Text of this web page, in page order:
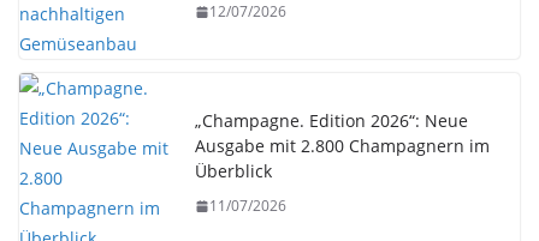
12/07/2026
„Champagne. Edition 2026“: Neue
Ausgabe mit 2.800 Champagnern im
Überblick
11/07/2026